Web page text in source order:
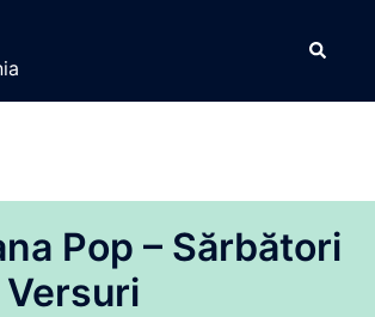
Caută
Pop – Sărbători